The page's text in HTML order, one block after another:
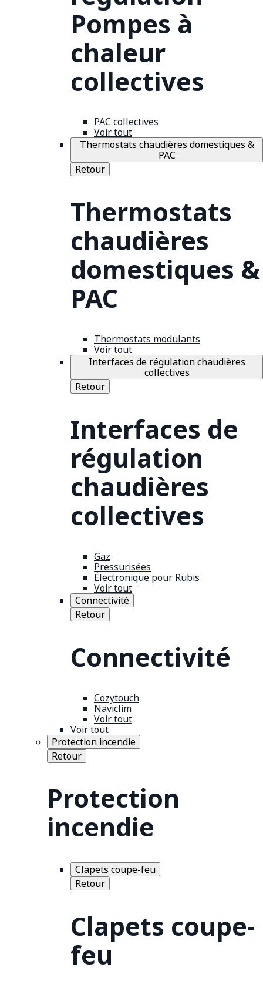
Pompes à
chaleur
collectives
PAC collectives
Voir tout
Thermostats chaudières domestiques &
PAC
Retour
Thermostats
chaudières
domestiques &
PAC
Thermostats modulants
Voir tout
Interfaces de régulation chaudières
collectives
Retour
Interfaces de
régulation
chaudières
collectives
Gaz
Pressurisées
Électronique pour Rubis
Voir tout
Connectivité
Retour
Connectivité
Cozytouch
Naviclim
Voir tout
Voir tout
Protection incendie
Retour
Protection
incendie
Clapets coupe-feu
Retour
Clapets coupe-
feu